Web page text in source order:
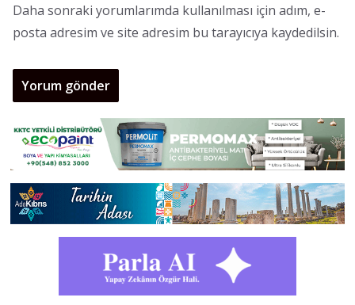
Daha sonraki yorumlarımda kullanılması için adım, e-
posta adresim ve site adresim bu tarayıcıya kaydedilsin.